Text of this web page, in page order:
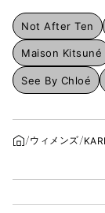
Not After Ten
Maison Kitsuné
See By Chloé
ウィメンズ